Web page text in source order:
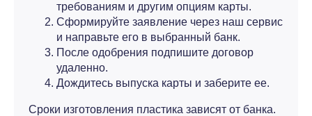
требованиям и другим опциям карты.
Сформируйте заявление через наш сервис
и направьте его в выбранный банк.
После одобрения подпишите договор
удаленно.
Дождитесь выпуска карты и заберите ее.
Сроки изготовления пластика зависят от банка.